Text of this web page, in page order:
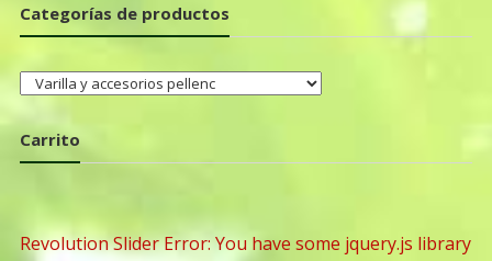
Categorías de productos
Carrito
Revolution Slider Error: You have some jquery.js library